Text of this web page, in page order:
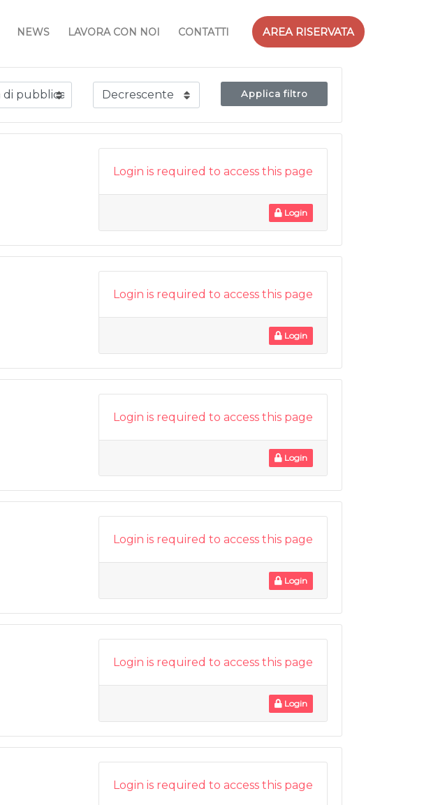
NEWS LAVORA CON NOI CONTATTI AREA RISERVATA
Applica filtro
Login is required to access this page
Login
Login is required to access this page
Login
Login is required to access this page
Login
Login is required to access this page
Login
Login is required to access this page
Login
Login is required to access this page